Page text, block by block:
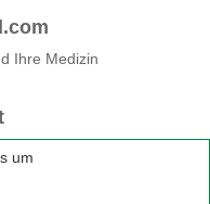
Ihre Medizin
33
79
um